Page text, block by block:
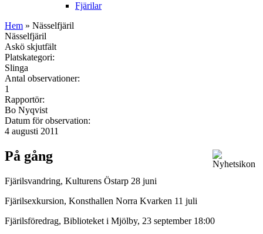
Fjärilar
Hem » Nässelfjäril
Nässelfjäril
Askö skjutfält
Platskategori:
Slinga
Antal observationer:
1
Rapportör:
Bo Nyqvist
Datum för observation:
4 augusti 2011
På gång
Fjärilsvandring, Kulturens Östarp 28 juni
Fjärilsexkursion, Konsthallen Norra Kvarken 11 juli
Fjärilsföredrag, Biblioteket i Mjölby, 23 september 18:00